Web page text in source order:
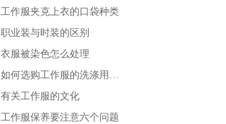
工作服夹克上衣的口袋种类
职业装与时装的区别
衣服被染色怎么处理
如何选购工作服的洗涤用品？
有关工作服的文化
工作服保养要注意六个问题